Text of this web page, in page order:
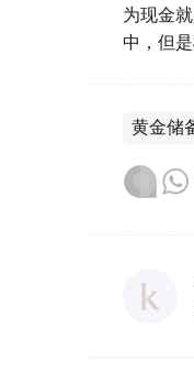
为现金
中，但
黄金储